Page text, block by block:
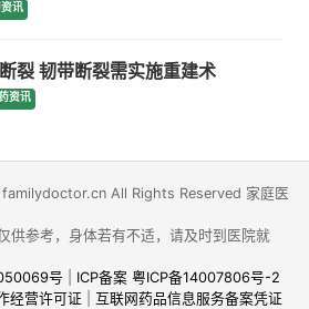
资讯
裂 韧带断裂需实施重建术
资讯
All Rights Reserved 家庭医
供参考，身体若有不适，请及时到医院就
号
ICP备案 粤ICP备14007806号-2
经营许可证 互联网药品信息服务备案凭证